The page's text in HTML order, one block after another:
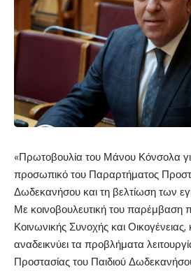
«Πρωτοβουλία του Μάνου Κόνσολα
προσωπικό του Παραρτήματος
Δωδεκανήσου και τη βελτίωση των
Με κοινοβουλευτική του παρέμβαση
Κοινωνικής Συνοχής και Οικογένειας,
αναδεικνύει τα προβλήματα
Προστασίας του Παιδιού